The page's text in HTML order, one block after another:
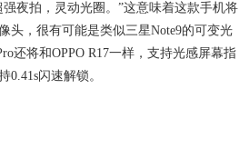
强夜拍，灵动光圈。”这意味着这款手机将
头，很有可能是类似三星Note9的可变光
还将和OPPO R17一样，支持光感屏幕指
0.41s闪速解锁。